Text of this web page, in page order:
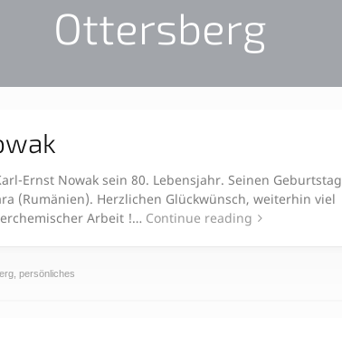
Ottersberg
Ernst Nowak sein 80. Lebensjahr. Seinen Geburtstag
(Rumänien). Herzlichen Glückwünsch, weiterhin viel
Arbeit !… Continue reading
persönliches